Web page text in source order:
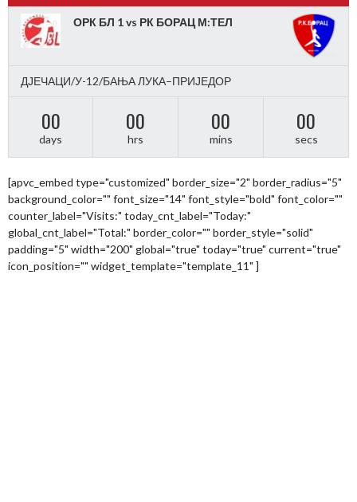
ОРК БЛ 1 vs РК БОРАЦ М:ТЕЛ
ДЈЕЧАЦИ/У-12/БАЊА ЛУКА–ПРИЈЕДОР
00
days
00
hrs
00
mins
00
secs
[apvc_embed type="customized" border_size="2" border_radius="5"
background_color="" font_size="14" font_style="bold" font_color=""
counter_label="Visits:" today_cnt_label="Today:"
global_cnt_label="Total:" border_color="" border_style="solid"
padding="5" width="200" global="true" today="true" current="true"
icon_position="" widget_template="template_11" ]